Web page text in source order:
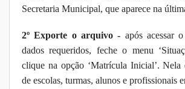
Secretaria Municipal, que aparece na
2º Exporte o arquivo - após acessar
dados requeridos, feche o menu
clique na opção ‘Matrícula Inicial’. Nela
de escolas, turmas, alunos e profissionais